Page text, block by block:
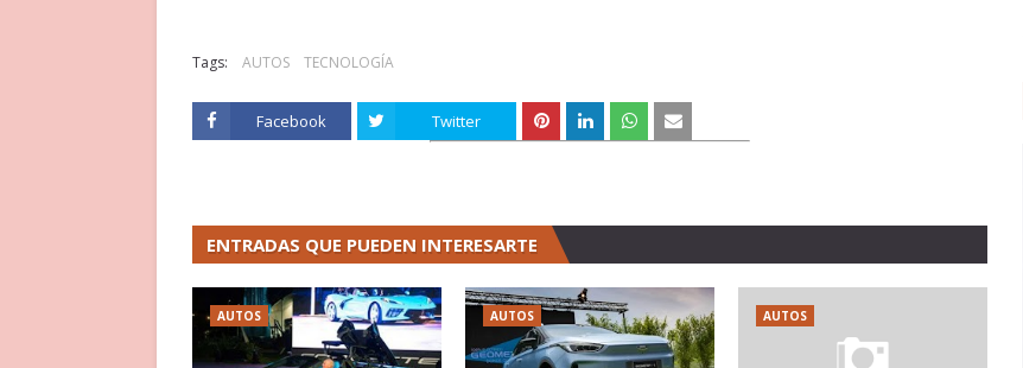
Tags: AUTOS TECNOLOGÍA
Facebook Twitter
ENTRADAS QUE PUEDEN INTERESARTE
AUTOS AUTOS AUTOS